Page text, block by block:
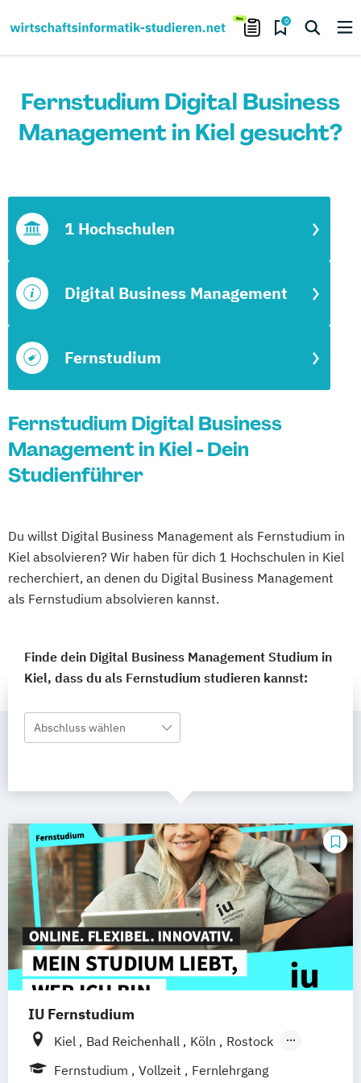
0
Fernstudium Digital Business
Management in Kiel gesucht?
Fernstudium
Digital Business Management
1 Hochschulen
Fernstudium Digital Business
Management in Kiel - Dein
Studienführer
Du willst Digital Business Management als Fernstudium in
Kiel absolvieren? Wir haben für dich 1 Hochschulen in Kiel
recherchiert, an denen du Digital Business Management
als Fernstudium absolvieren kannst.
Finde dein Digital Business Management Studium in
Kiel, dass du als Fernstudium studieren kannst:
Abschluss wählen
IU Fernstudium
Kiel Bad Reichenhall Köln
Rostock
Freiburg
Frankfurt am Main Stuttgart
Fernstudium Vollzeit
Fernlehrgang